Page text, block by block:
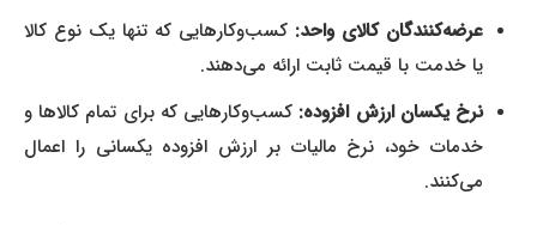
عرضه‌کنندگان کالای واحد:کسب‌وکارهایی که تنها یک نوع کالا
یا خدمت با قیمت ثابت ارائه می‌دهند.
نرخ یکسان ارزش افزوده:کسب‌وکارهایی که برای تمام کالاها و
خدمات خود، نرخ مالیات بر ارزش افزوده یکسانی را اعمال
می‌کنند.